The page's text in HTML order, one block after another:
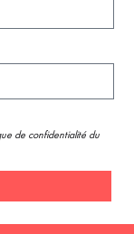
de confidentialité du